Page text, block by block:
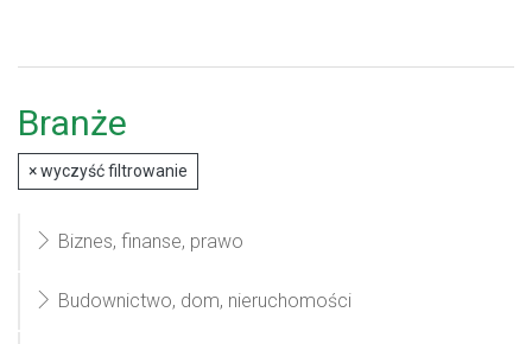
Branże
×wyczyść filtrowanie
Biznes, finanse, prawo
Budownictwo, dom, nieruchomości